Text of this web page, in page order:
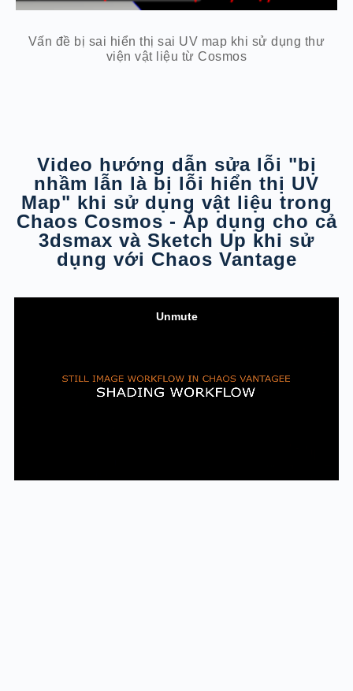
Vấn đề bị sai hiển thị sai UV map khi sử dụng thư
viện vật liệu từ Cosmos
Video hướng dẫn sửa lỗi "bị
nhầm lẫn là bị lỗi hiển thị UV
Map" khi sử dụng vật liệu trong
Chaos Cosmos - Áp dụng cho cả
3dsmax và Sketch Up khi sử
dụng với Chaos Vantage